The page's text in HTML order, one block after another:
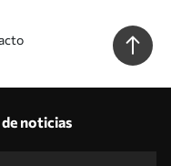
noticias